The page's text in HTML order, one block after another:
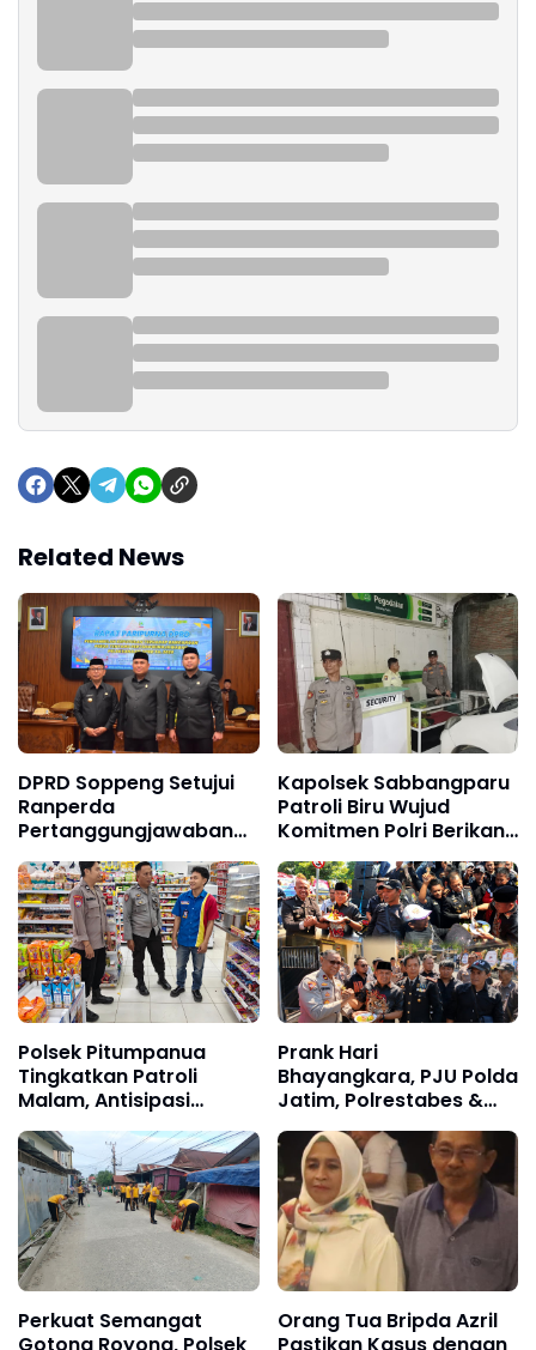
Related News
DPRD Soppeng Setujui
Ranperda
Pertanggungjawaban
Pelaksanaan APBD 2025
Kapolsek Sabbangparu
Patroli Biru Wujud
Komitmen Polri Berikan
Rasa Aman kepada
Masyarakat
Polsek Pitumpanua
Tingkatkan Patroli
Malam, Antisipasi
dan Kriminalitas di
Wilayah Hukum
Prank Hari
Bhayangkara, PJU Polda
Jatim, Polrestabes &
Tanjung Perak Keluar
Hadapi Massa AMI,
Ujungnya Malah Potong
Kue
Perkuat Semangat
Gotong Royong, Polsek
Orang Tua Bripda Azril
Pastikan Kasus dengan